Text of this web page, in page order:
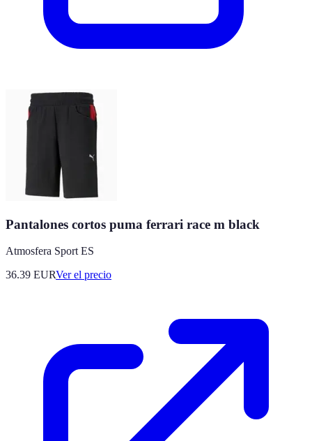
Pantalones cortos puma ferrari race m black
Atmosfera Sport ES
36.39 EURVer el precio